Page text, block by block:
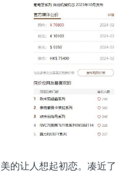
的让人想起初恋。凑近了